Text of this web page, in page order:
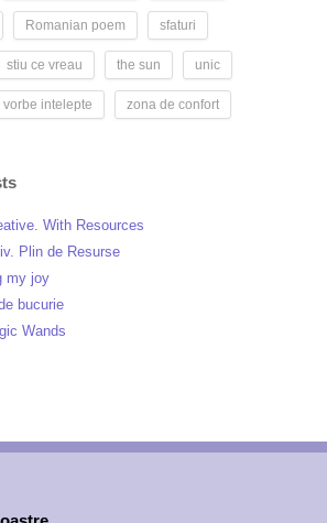
Romanian poem sfaturi
stiu ce vreau the sun unic
vorbe intelepte zona de confort
With Resources
Plin de Resurse
my joy
bucurie
Wands